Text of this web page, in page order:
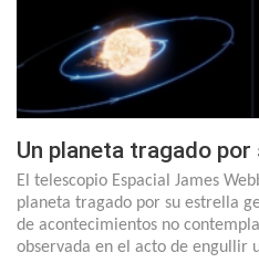
Un planeta tragado
El telescopio Espacial James
planeta tragado por su estrella
de acontecimientos no
observada en el acto de engullir